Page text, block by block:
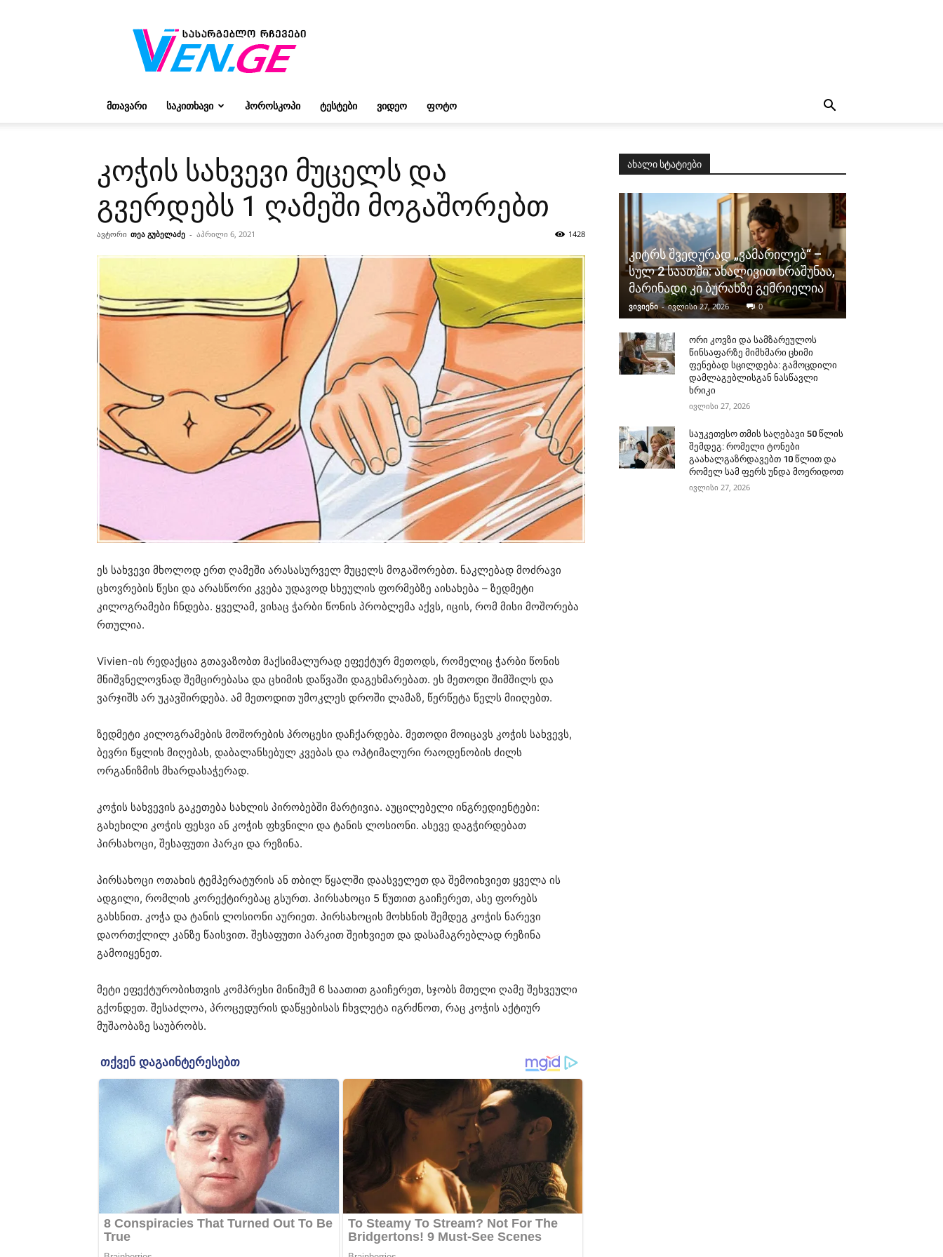
ვივიენისგან
ᲛᲗᲐᲕᲐᲠᲘ ᲡᲐᲙᲘᲗᲮᲐᲕᲘ ᲰᲝᲠᲝᲡᲙᲝᲞᲘ ᲢᲔᲡᲢᲔᲑᲘ ᲕᲘᲓᲔᲝ ᲤᲝᲢᲝ
კოჭის სახვევი მუცელს და
გვერდებს 1 ღამეში მოგაშორებთ
ავტორი თეა გუბელაძე - აპრილი 6, 2021 1428
ეს სახვევი მხოლოდ ერთ ღამეში არასასურველ მუცელს მოგაშორებთ. ნაკლებად მოძრავი
ცხოვრების წესი და არასწორი კვება უდავოდ სხეულის ფორმებზე აისახება – ზედმეტი
კილოგრამები ჩნდება. ყველამ, ვისაც ჭარბი წონის პრობლემა აქვს, იცის, რომ მისი მოშორება
რთულია.
Vivien-ის რედაქცია გთავაზობთ მაქსიმალურად ეფექტურ მეთოდს, რომელიც ჭარბი წონის
მნიშვნელოვნად შემცირებასა და ცხიმის დაწვაში დაგეხმარებათ. ეს მეთოდი შიმშილს და
ვარჯიშს არ უკავშირდება. ამ მეთოდით უმოკლეს დროში ლამაზ, წერწეტა წელს მიიღებთ.
ზედმეტი კილოგრამების მოშორების პროცესი დაჩქარდება. მეთოდი მოიცავს კოჭის სახვევს,
ბევრი წყლის მიღებას, დაბალანსებულ კვებას და ოპტიმალური რაოდენობის ძილს
ორგანიზმის მხარდასაჭერად.
კოჭის სახვევის გაკეთება სახლის პირობებში მარტივია. აუცილებელი ინგრედიენტები:
გახეხილი კოჭის ფესვი ან კოჭის ფხვნილი და ტანის ლოსიონი. ასევე დაგჭირდებათ
პირსახოცი, შესაფუთი პარკი და რეზინა.
პირსახოცი ოთახის ტემპერატურის ან თბილ წყალში დაასველეთ და შემოიხვიეთ ყველა ის
ადგილი, რომლის კორექტირებაც გსურთ. პირსახოცი 5 წუთით გაიჩერეთ, ასე ფორებს
გახსნით. კოჭა და ტანის ლოსიონი აურიეთ. პირსახოცის მოხსნის შემდეგ კოჭის ნარევი
დაორთქლილ კანზე წაისვით. შესაფუთი პარკით შეიხვიეთ და დასამაგრებლად რეზინა
გამოიყენეთ.
მეტი ეფექტურობისთვის კომპრესი მინიმუმ 6 საათით გაიჩერეთ, სჯობს მთელი ღამე შეხვეული
გქონდეთ. შესაძლოა, პროცედურის დაწყებისას ჩხვლეტა იგრძნოთ, რაც კოჭის აქტიურ
მუშაობაზე საუბრობს.
ახალი სტატიები
კიტრს შვედურად „ვამარილებ“ –
სულ 2 საათში: ახალივით ხრაშუნაა,
მარინადი კი ბურახზე გემრიელია
ვივიენი - ივლისი 27, 2026 0
ორი კოვზი და სამზარეულოს
წინსაფარზე მიმხმარი ცხიმი
ფენებად სცილდება: გამოცდილი
დამლაგებლისგან ნასწავლი
ხრიკი
ივლისი 27, 2026
საუკეთესო თმის საღებავი 50 წლის
შემდეგ: რომელი ტონები
გაახალგაზრდავებთ 10 წლით და
რომელ სამ ფერს უნდა მოერიდოთ
ივლისი 27, 2026